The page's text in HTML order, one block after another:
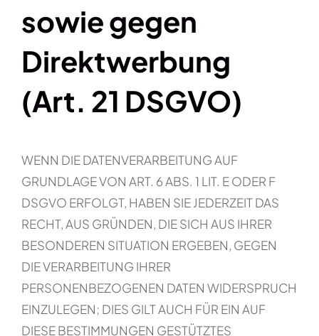
sowie gegen
Direktwerbung
(Art. 21 DSGVO)
WENN DIE DATENVERARBEITUNG AUF
GRUNDLAGE VON ART. 6 ABS. 1 LIT. E ODER F
DSGVO ERFOLGT, HABEN SIE JEDERZEIT DAS
RECHT, AUS GRÜNDEN, DIE SICH AUS IHRER
BESONDEREN SITUATION ERGEBEN, GEGEN
DIE VERARBEITUNG IHRER
PERSONENBEZOGENEN DATEN WIDERSPRUCH
EINZULEGEN; DIES GILT AUCH FÜR EIN AUF
DIESE BESTIMMUNGEN GESTÜTZTES